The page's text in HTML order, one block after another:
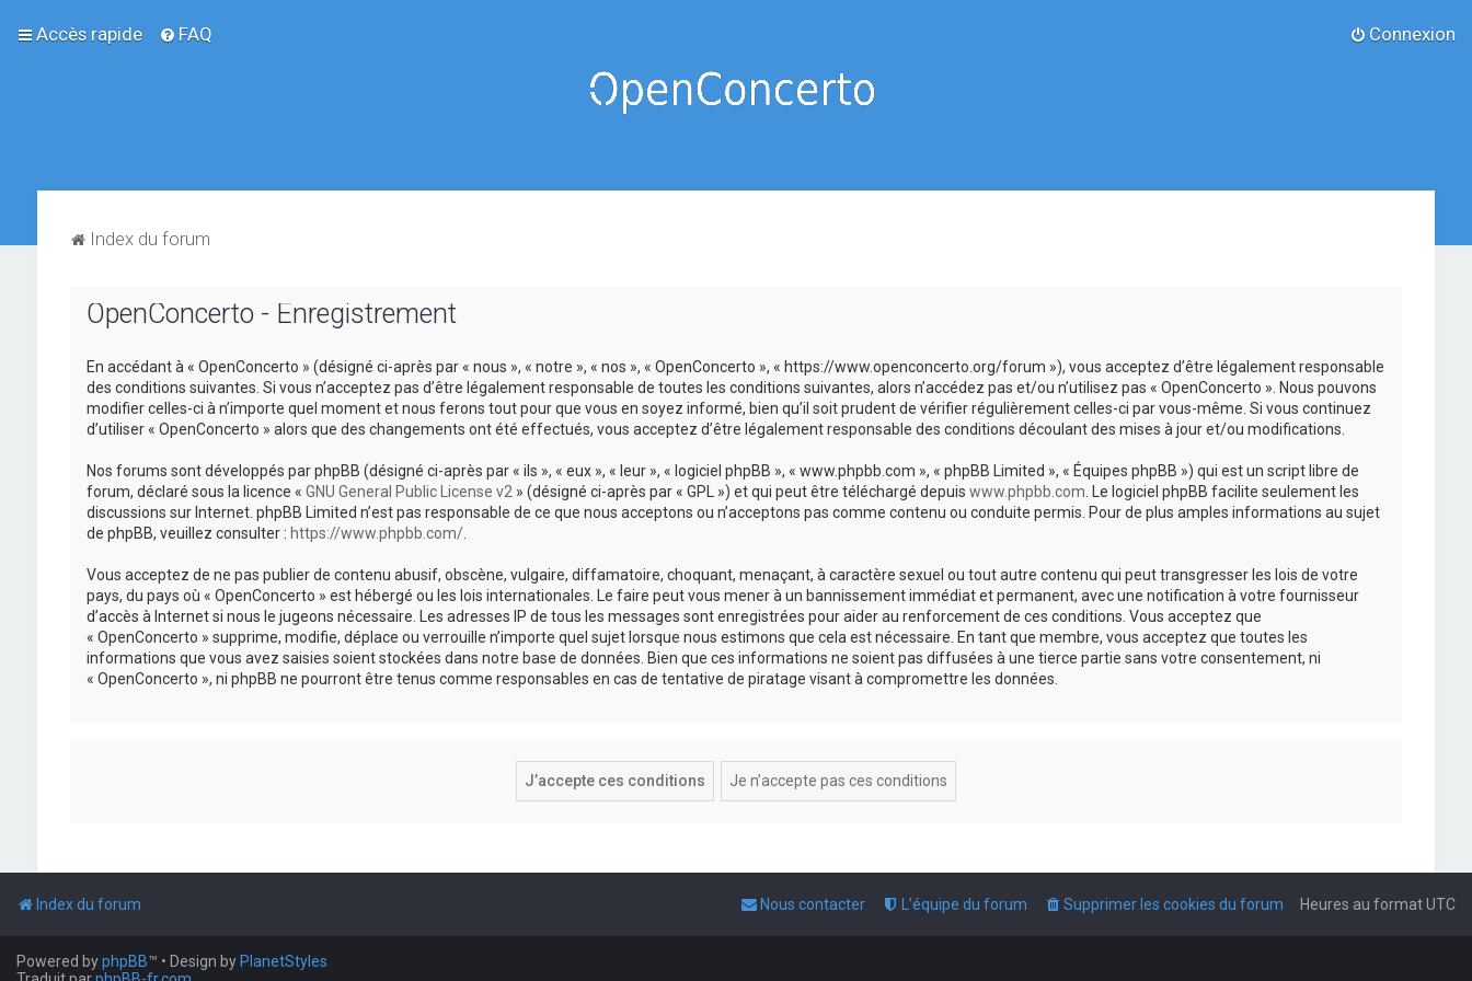
Accès rapide FAQ Connexion
Index du forum
OpenConcerto - Enregistrement
En accédant à « OpenConcerto » (désigné ci-après par « nous », « notre », « nos », « OpenConcerto », « https://www.openconcerto.org/forum »), vous acceptez d’être légalement responsable
des conditions suivantes. Si vous n’acceptez pas d’être légalement responsable de toutes les conditions suivantes, alors n’accédez pas et/ou n’utilisez pas « OpenConcerto ». Nous pouvons
modifier celles-ci à n’importe quel moment et nous ferons tout pour que vous en soyez informé, bien qu’il soit prudent de vérifier régulièrement celles-ci par vous-même. Si vous continuez
d’utiliser « OpenConcerto » alors que des changements ont été effectués, vous acceptez d’être légalement responsable des conditions découlant des mises à jour et/ou modifications.
Nos forums sont développés par phpBB (désigné ci-après par « ils », « eux », « leur », « logiciel phpBB », « www.phpbb.com », « phpBB Limited », « Équipes phpBB ») qui est un script libre de
forum, déclaré sous la licence « GNU General Public License v2 » (désigné ci-après par « GPL ») et qui peut être téléchargé depuis www.phpbb.com . Le logiciel phpBB facilite seulement les
discussions sur Internet. phpBB Limited n’est pas responsable de ce que nous acceptons ou n’acceptons pas comme contenu ou conduite permis. Pour de plus amples informations au sujet
de phpBB, veuillez consulter : https://www.phpbb.com/.
Vous acceptez de ne pas publier de contenu abusif, obscène, vulgaire, diffamatoire, choquant, menaçant, à caractère sexuel ou tout autre contenu qui peut transgresser les lois de votre
pays, du pays où « OpenConcerto » est hébergé ou les lois internationales. Le faire peut vous mener à un bannissement immédiat et permanent, avec une notification à votre fournisseur
d’accès à Internet si nous le jugeons nécessaire. Les adresses IP de tous les messages sont enregistrées pour aider au renforcement de ces conditions. Vous acceptez que
« OpenConcerto » supprime, modifie, déplace ou verrouille n’importe quel sujet lorsque nous estimons que cela est nécessaire. En tant que membre, vous acceptez que toutes les
informations que vous avez saisies soient stockées dans notre base de données. Bien que ces informations ne soient pas diffusées à une tierce partie sans votre consentement, ni
« OpenConcerto », ni phpBB ne pourront être tenus comme responsables en cas de tentative de piratage visant à compromettre les données.
Index du forum Heures au formatUTC
Supprimer les cookies du forum
L’équipe du forum
Nous contacter
Powered byphpBB™ • Design by PlanetStyles